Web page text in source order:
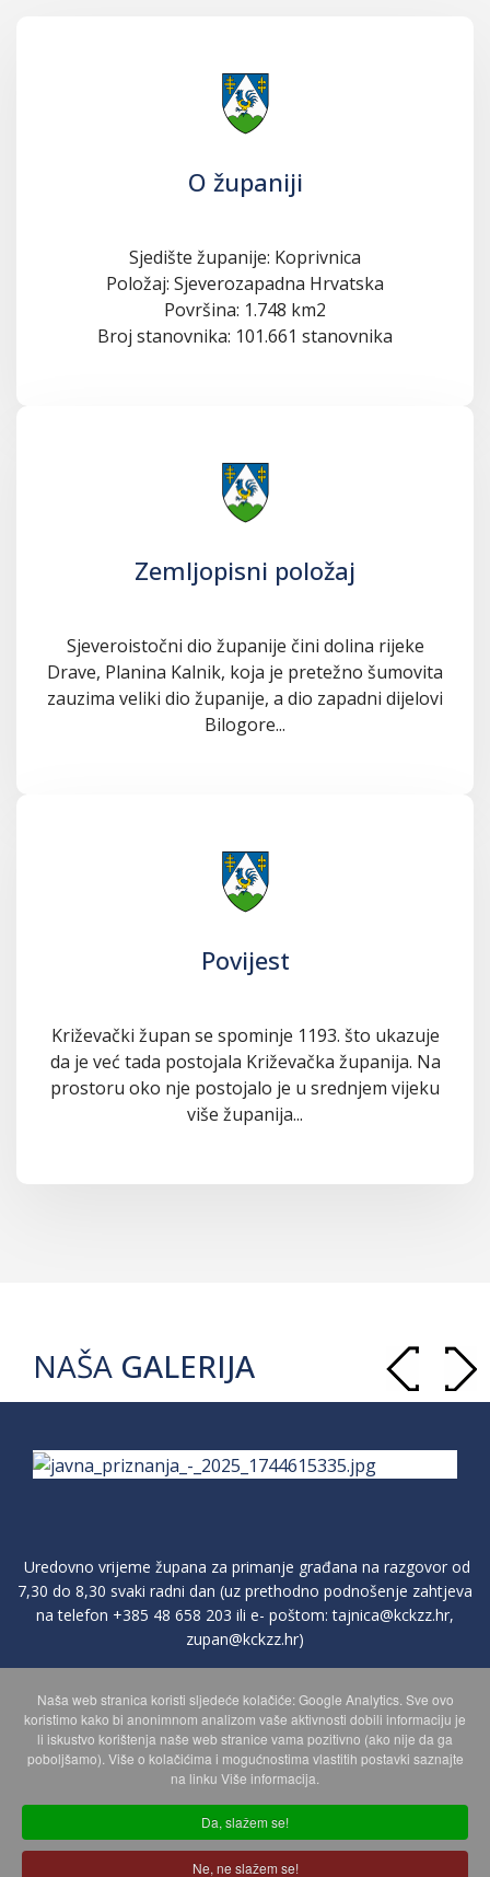
O županiji
Sjedište županije: Koprivnica
Položaj: Sjeverozapadna Hrvatska
Površina: 1.748 km2
Broj stanovnika: 101.661 stanovnika
Zemljopisni položaj
Sjeveroistočni dio županije čini dolina rijeke
Drave, Planina Kalnik, koja je pretežno šumovita
zauzima veliki dio županije, a dio zapadni dijelovi
Bilogore...
Povijest
Križevački župan se spominje 1193. što ukazuje
da je već tada postojala Križevačka županija. Na
prostoru oko nje postojalo je u srednjem vijeku
više županija...
NAŠA GALERIJA
Uredovno vrijeme župana za primanje građana na razgovor od
7,30 do 8,30 svaki radni dan (uz prethodno podnošenje zahtjeva
na telefon +385 48 658 203 ili e- poštom:tajnica@kckzz.hr,
zupan@kckzz.hr)
POLITIKA ZAŠTITE PRIVATNOSTI OSOBNIH PODATAKA
MAPA WEBA
Copyright © 2026 Koprivničko - križevačka županija. Sva prava
Naša web stranica koristi sljedeće kolačiće: Google Analytics. Sve ovo
koristimo kako bi anonimnom analizom vaše aktivnosti dobili informaciju je
li iskustvo korištenja naše web stranice vama pozitivno (ako nije da ga
poboljšamo). Više o kolačićima i mogućnostima vlastitih postavki saznajte
na linku Više informacija.
Da, slažem se!
Ne, ne slažem se!